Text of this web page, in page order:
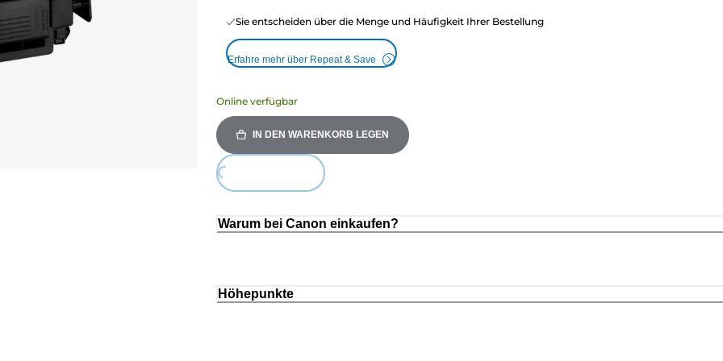
Sie entscheiden über die Menge und Häufigkeit Ihrer Bestellung
Erfahre mehr über Repeat & Save
Online verfügbar
IN DEN WARENKORB LEGEN
Loading...
Warum bei Canon einkaufen?
Höhepunkte